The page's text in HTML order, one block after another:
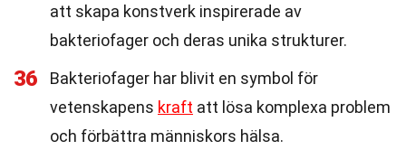
att skapa konstverk inspirerade av
bakteriofager och deras unika strukturer.
36
Bakteriofager har blivit en symbol för
vetenskapens kraft att lösa komplexa problem
och förbättra människors hälsa.